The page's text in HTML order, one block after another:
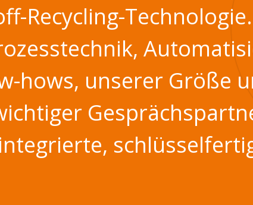
Recycling-
hows, unserer Größe